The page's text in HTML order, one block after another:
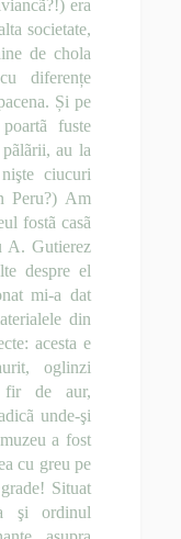
era
societate,
de chola
diferențe
Și pe
fuste
au la
ciucuri
Peru?) Am
fostã casã
A. Gutierez
despre el
mi-a dat
din
acesta e
oglinzi
fir de aur,
unde-şi
a fost
cu greu pe
Situat
şi ordinul